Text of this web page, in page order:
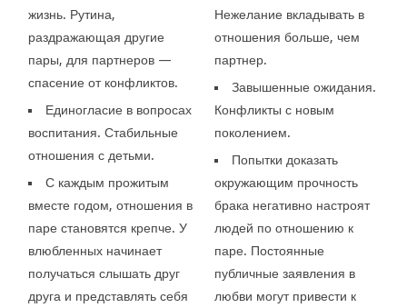
жизнь. Рутина,
раздражающая другие
пары, для партнеров —
спасение от конфликтов.
Единогласие в вопросах
воспитания. Стабильные
отношения с детьми.
С каждым прожитым
вместе годом, отношения в
паре становятся крепче. У
влюбленных начинает
получаться слышать друг
друга и представлять себя
Нежелание вкладывать в
отношения больше, чем
партнер.
Завышенные ожидания.
Конфликты с новым
поколением.
Попытки доказать
окружающим прочность
брака негативно настроят
людей по отношению к
паре. Постоянные
публичные заявления в
любви могут привести к